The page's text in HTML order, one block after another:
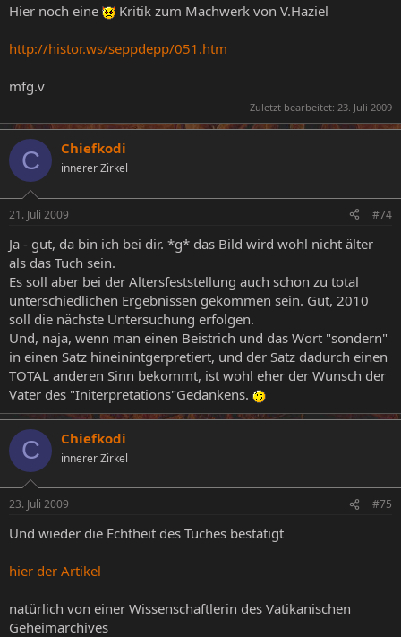
Hier noch eine Kritik zum Machwerk von V.Haziel
http://histor.ws/seppdepp/051.htm
mfg.v
Zuletzt bearbeitet: 23. Juli 2009
C Chiefkodi
innerer Zirkel
21. Juli 2009 #74
Ja - gut, da bin ich bei dir. *g* das Bild wird wohl nicht älter
als das Tuch sein.
Es soll aber bei der Altersfeststellung auch schon zu total
unterschiedlichen Ergebnissen gekommen sein. Gut, 2010
soll die nächste Untersuchung erfolgen.
Und, naja, wenn man einen Beistrich und das Wort "sondern"
in einen Satz hineinintgerpretiert, und der Satz dadurch einen
TOTAL anderen Sinn bekommt, ist wohl eher der Wunsch der
Vater des "Initerpretations"Gedankens.
C Chiefkodi
innerer Zirkel
23. Juli 2009 #75
Und wieder die Echtheit des Tuches bestätigt
hier der Artikel
natürlich von einer Wissenschaftlerin des Vatikanischen
Geheimarchives